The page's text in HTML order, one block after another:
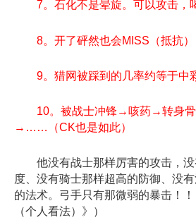
7。石化不是晕旋。可以攻击，喝
8。开了砰然也会MISS（抵抗）
9。猎网被踩到的几率约等于中彩
10。被战士冲锋→咳药→转身
→……（CK也是如此）
他没有战士那样厉害的攻击，没
度、没有骑士那样超高的防御、没
的法术。弓手只有那微弱的暴击！
（个人看法）》）